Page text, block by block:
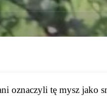
oznaczyli tę mysz jako